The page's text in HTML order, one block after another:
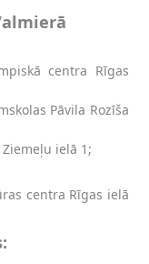
centra Rīgas
Pāvila Rozīša
ielā 1;
centra Rīgas ielā